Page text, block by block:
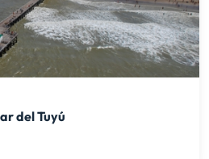
del Tuyú